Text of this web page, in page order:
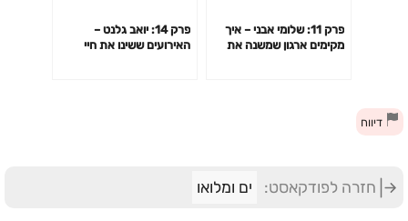
פרק 11: שלומי אבני – איך
מקימים ארגון שמשנה את
פרק 14: יואב גלנט –
האירועים ששינו את חיי
דיווח
חזרה לפודקאסט: ים ומלואו